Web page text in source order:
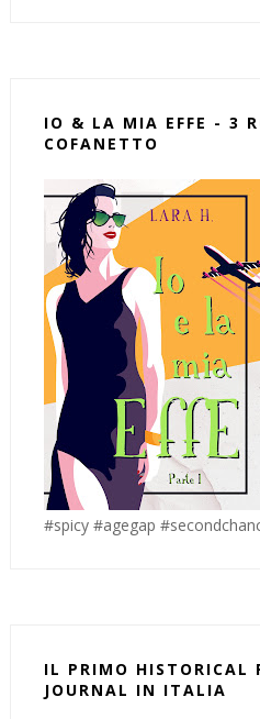
IO & LA MIA EFFE - 3
COFANETTO
#spicy #agegap
IL PRIMO HISTORICAL
JOURNAL IN ITALIA